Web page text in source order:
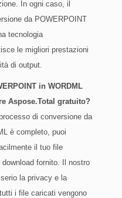
In ogni caso, il
da POWERPOINT
tecnologia
le migliori prestazioni
di output.
in WORDML
Aspose.Total gratuito?
di conversione da
è completo, puoi
il tuo file
fornito. Il nostro
la privacy e la
i file caricati vengono